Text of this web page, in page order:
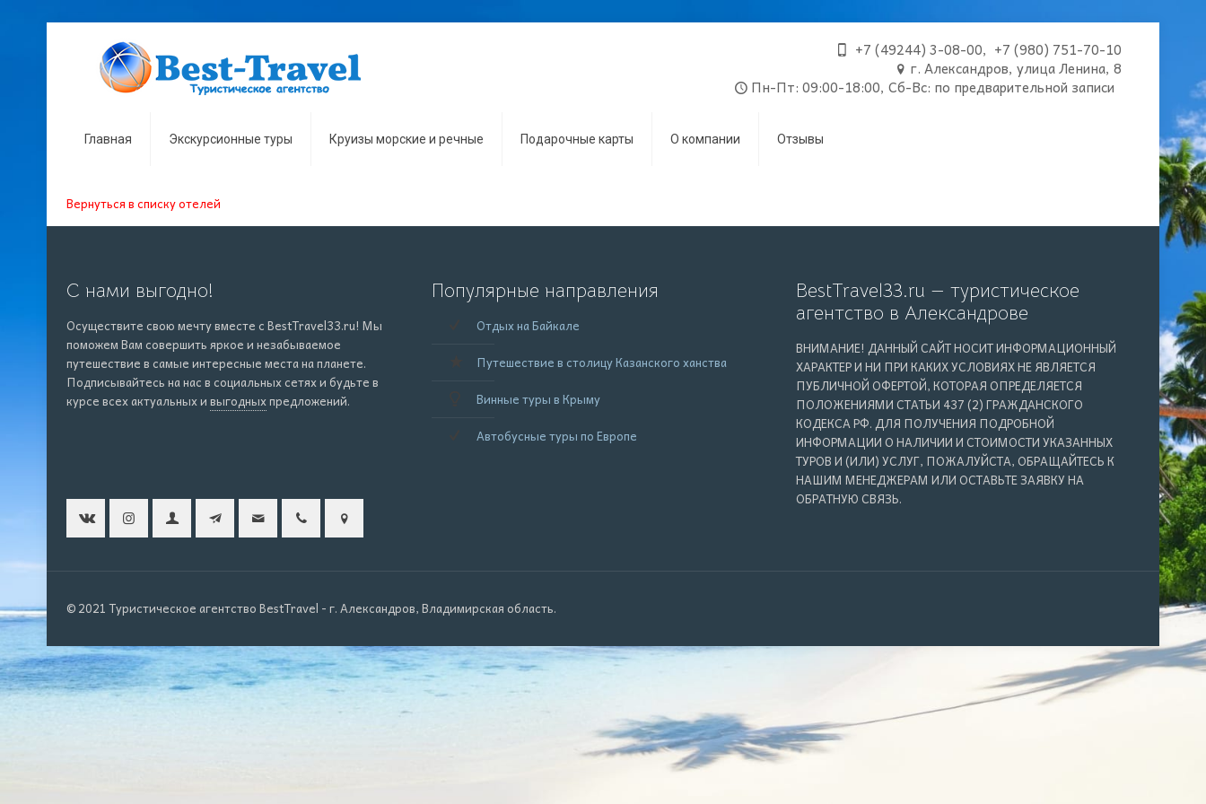
Главная Экскурсионные туры Круизы морские и речные Подарочные карты О компании Отзывы
+7 (49244) 3-08-00, +7 (980) 751-70-10
г. Александров, улица Ленина, 8
Пн-Пт: 09:00-18:00, Сб-Вс: по предварительной записи
Вернуться в списку отелей
С нами выгодно!
Осуществите свою мечту вместе с BestTravel33.ru! Мы
поможем Вам совершить яркое и незабываемое
путешествие в самые интересные места на планете.
Подписывайтесь на нас в социальных сетях и будьте в
курсе всех актуальных ивыгодныхпредложений.
Популярные направления
Отдых на Байкале
Путешествие в столицу Казанского ханства
Винные туры в Крыму
Автобусные туры по Европе
BestTravel33.ru — туристическое
агентство в Александрове
ВНИМАНИЕ! ДАННЫЙ САЙТ НОСИТ ИНФОРМАЦИОННЫЙ
ХАРАКТЕР И НИ ПРИ КАКИХ УСЛОВИЯХ НЕ ЯВЛЯЕТСЯ
ПУБЛИЧНОЙ ОФЕРТОЙ, КОТОРАЯ ОПРЕДЕЛЯЕТСЯ
ПОЛОЖЕНИЯМИ СТАТЬИ 437 (2) ГРАЖДАНСКОГО
КОДЕКСА РФ. ДЛЯ ПОЛУЧЕНИЯ ПОДРОБНОЙ
ИНФОРМАЦИИ О НАЛИЧИИ И СТОИМОСТИ УКАЗАННЫХ
ТУРОВ И (ИЛИ) УСЛУГ, ПОЖАЛУЙСТА, ОБРАЩАЙТЕСЬ К
НАШИМ МЕНЕДЖЕРАМ ИЛИ ОСТАВЬТЕ ЗАЯВКУ НА
ОБРАТНУЮ СВЯЗЬ.
© 2021 Туристическое агентство BestTravel - г. Александров, Владимирская область.